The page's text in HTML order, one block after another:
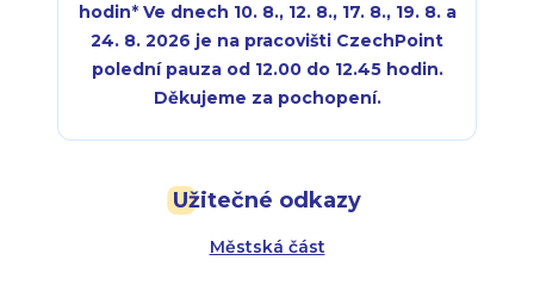
Užitečné odkazy
Městská část
hodin* Ve dnech 10. 8., 12. 8., 17. 8., 19. 8. a
24. 8. 2026 je na pracovišti CzechPoint
polední pauza od 12.00 do 12.45 hodin.
Děkujeme za pochopení.
Úterý:
Středa:
Úterý:
Středa: